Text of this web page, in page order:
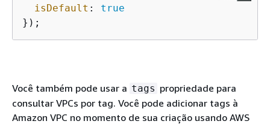
isDefault : true
});
Você também pode usar a tags propriedade para
consultar VPCs por tag. Você pode adicionar tags à
Amazon VPC no momento de sua criação usando AWS